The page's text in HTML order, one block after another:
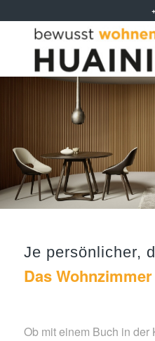
Je persönlicher,
Das
Ob mit einem Buch in